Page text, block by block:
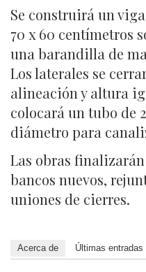
Se construirá un
70 x 60 centímetros
una barandilla de
Los laterales se
alineación y altura
colocará un tubo de
diámetro para
Las obras
bancos nuevos,
uniones de cierres.
Acerca de Últimas entradas